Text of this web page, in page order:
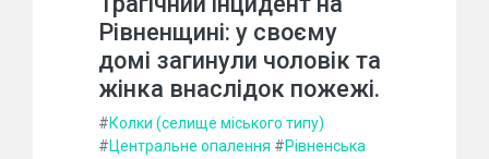
Рівненщині: у своєму
домі загинули чоловік та
жінка внаслідок пожежі.
#Колки (селище міського типу)
#Центральне опалення #Рівненська